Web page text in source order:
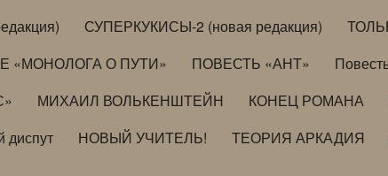
СУПЕРКУКИСЫ-2 (новая редакция)
«МОНОЛОГА О ПУТИ» ПОВЕСТЬ «АНТ»
МИХАИЛ ВОЛЬКЕНШТЕЙН КОНЕЦ РОМАНА
НОВЫЙ УЧИТЕЛЬ! ТЕОРИЯ АРКАДИЯ